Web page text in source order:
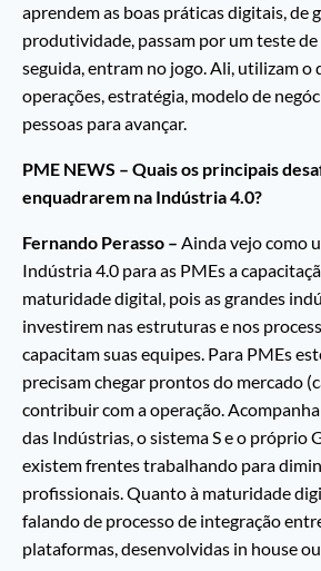
aprendem as boas práticas digitais, de
produtividade, passam por um teste
seguida, entram no jogo. Ali, utilizam o
operações, estratégia, modelo de
pessoas para avançar.
PME NEWS – Quais os principais
enquadrarem na Indústria 4.0?
Fernando Perasso – Ainda vejo como
Indústria 4.0 para as PMEs a
maturidade digital, pois as grandes
investirem nas estruturas e nos
capacitam suas equipes. Para PMEs
precisam chegar prontos do mercado
contribuir com a operação.
das Indústrias, o sistema S e o próprio
existem frentes trabalhando para
profissionais. Quanto à maturidade
falando de processo de integração
plataformas, desenvolvidas in house